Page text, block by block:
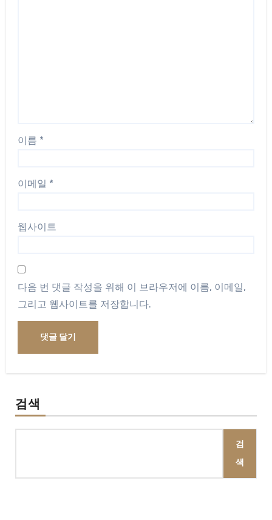
이름 *
이메일 *
웹사이트
다음 번 댓글 작성을 위해 이 브라우저에 이름, 이메일,
그리고 웹사이트를 저장합니다.
검색
검
색